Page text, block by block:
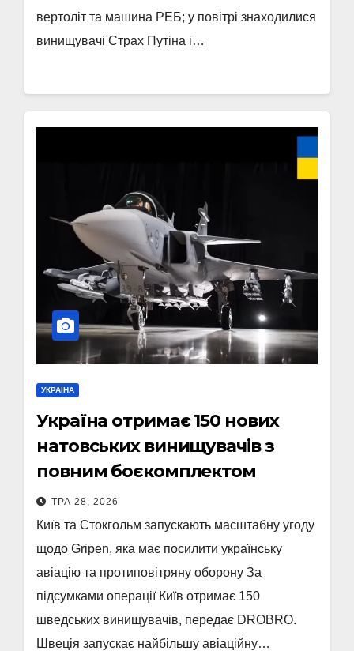
вертоліт та машина РЕБ; у повітрі знаходилися
винищувачі Страх Путіна і…
УКРАЇНА
Україна отримає 150 нових
натовських винищувачів з
повним боєкомплектом
ТРА 28, 2026
Київ та Стокгольм запускають масштабну угоду
щодо Gripen, яка має посилити українську
авіацію та протиповітряну оборону За
підсумками операції Київ отримає 150
шведських винищувачів, передає DROBRO.
Швеція запускає найбільшу авіаційну…